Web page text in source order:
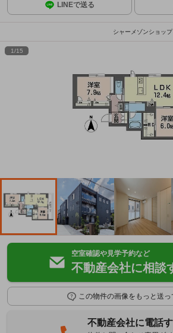
LINEで送る
シャーメゾンショッ
1/15
空室確認や見学予約など
不動産会社に相談
この物件の画像をもっと送っ
不動産会社に電話